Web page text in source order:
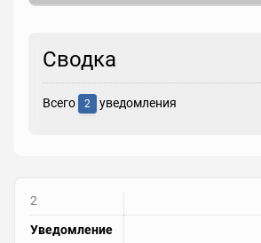
Сводка
Всего 2 уведомления
2
Уведомление